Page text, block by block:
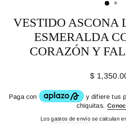
VESTIDO ASCONA
ESMERALDA
CORAZÓN Y
Precio
$
Losgastos de envío se calculan